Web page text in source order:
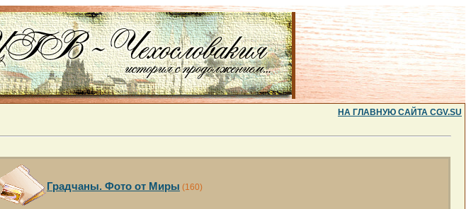
НА ГЛАВНУЮ САЙТА CGV.SU
Градчаны. Фото от Миры (160)